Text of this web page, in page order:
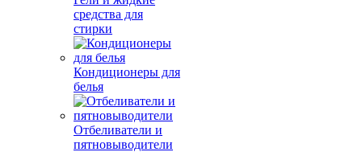
средства для
стирки
Кондиционеры для
белья
Отбеливатели и
пятновыводители